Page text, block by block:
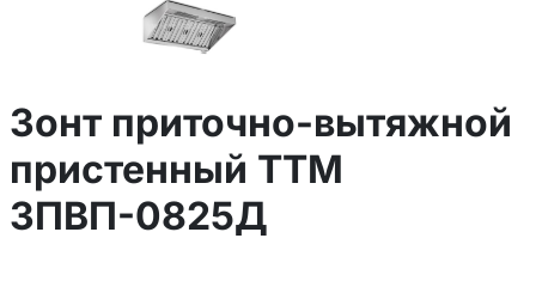
Зонт приточно-вытяжной
пристенный ТТМ
ЗПВП-0825Д